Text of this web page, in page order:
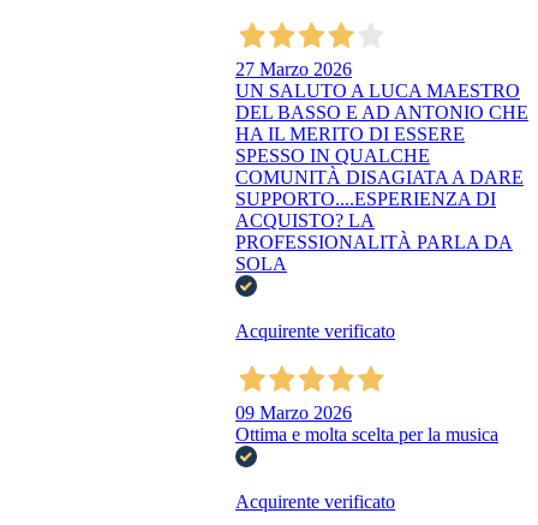
27 Marzo 2026
UN SALUTO A LUCA MAESTRO
DEL BASSO E AD ANTONIO CHE
HA IL MERITO DI ESSERE
SPESSO IN QUALCHE
COMUNITÀ DISAGIATA A DARE
SUPPORTO....ESPERIENZA DI
ACQUISTO? LA
PROFESSIONALITÀ PARLA DA
SOLA
Acquirente verificato
09 Marzo 2026
Ottima e molta scelta per la musica
Acquirente verificato